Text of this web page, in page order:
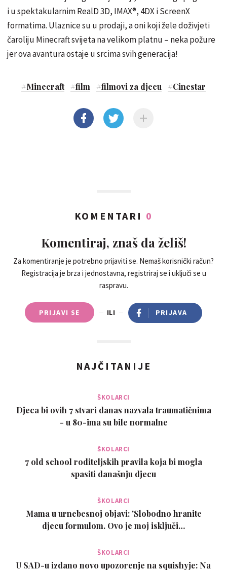
i u spektakularnim RealD 3D, IMAX®, 4DX i ScreenX
formatima. Ulaznice su u prodaji, a oni koji žele doživjeti
čaroliju Minecraft svijeta na velikom platnu – neka požure
jer ova avantura ostaje u srcima svih generacija!
#Minecraft #film #filmovi za djecu #Cinestar
KOMENTARI 0
Komentiraj, znaš da želiš!
Za komentiranje je potrebno prijaviti se. Nemaš korisnički račun?
Registracija je brza i jednostavna, registriraj se i uključi se u
raspravu.
PRIJAVI SE ILI PRIJAVA
NAJČITANIJE
ŠKOLARCI
Djeca bi ovih 7 stvari danas nazvala traumatičnima
- u 80-ima su bile normalne
ŠKOLARCI
7 old school roditeljskih pravila koja bi mogla
spasiti današnju djecu
ŠKOLARCI
Mama u urnebesnoj objavi: 'Slobodno hranite
djecu formulom. Ovo je moj isključi…
ŠKOLARCI
U SAD-u izdano novo upozorenje na squishyje: Na